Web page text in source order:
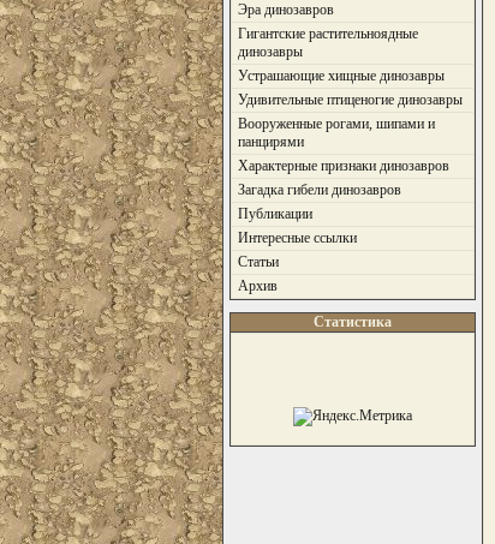
Эра динозавров
Гигантские растительноядные
динозавры
Устрашающие хищные динозавры
Удивительные птиценогие динозавры
Вооруженные рогами, шипами и
панцирями
Характерные признаки динозавров
Загадка гибели динозавров
Публикации
Интересные ссылки
Статьи
Архив
Статистика